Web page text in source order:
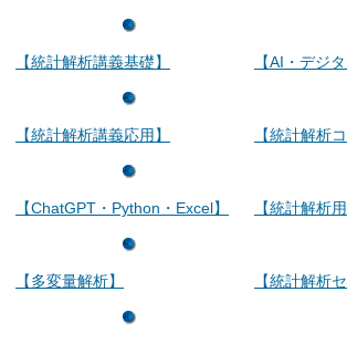
【統計解析講義基礎】
【統計解析講義応用】
【ChatGPT・Python・Excel】
【多変量解析】
【AI・デジタ
【統計解析
【統計解析
【統計解析